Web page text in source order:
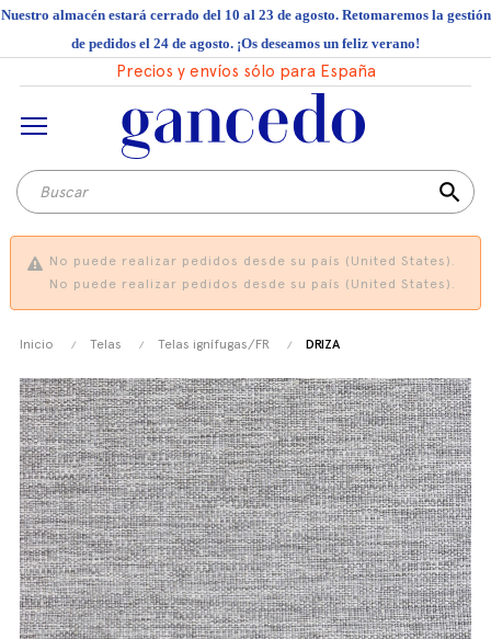
Nuestro almacén estará cerrado del 10 al 23 de agosto. Retomaremos la gestión
de pedidos el 24 de agosto. ¡Os deseamos un feliz verano!
Precios y envíos sólo para España
search
No puede realizar pedidos desde su país (United States).
No puede realizar pedidos desde su país (United States).
Inicio Telas Telas ignífugas/FR DRIZA